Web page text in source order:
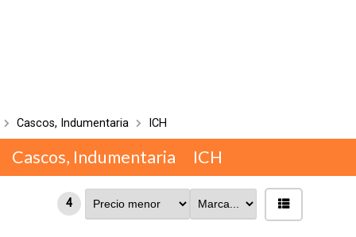
Cascos, Indumentaria ICH
Cascos, Indumentaria ICH
4